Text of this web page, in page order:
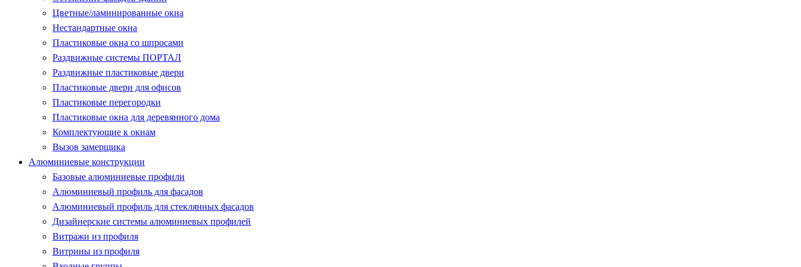
Цветные/ламинированные окна
Нестандартные окна
Пластиковые окна со шпросами
Раздвижные системы ПОРТАЛ
Раздвижные пластиковые двери
Пластиковые двери для офисов
Пластиковые перегородки
Пластиковые окна для деревянного дома
Комплектующие к окнам
Вызов замерщика
Алюминиевые конструкции
Базовые алюминиевые профили
Алюминиевый профиль для фасадов
Алюминиевый профиль для стеклянных фасадов
Дизайнерские системы алюминиевых профилей
Витражи из профиля
Витрины из профиля